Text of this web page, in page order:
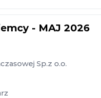
- MAJ 2026
Sp.z o.o.